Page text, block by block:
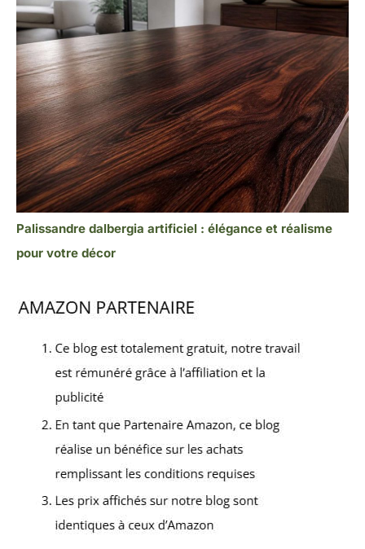
Palissandre dalbergia artificiel : élégance et réalisme
pour votre décor